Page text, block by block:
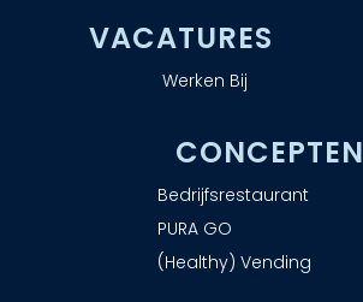
VACATURES
Werken Bij
CONCEPTEN
Bedrijfsrestaurant
PURA GO
(Healthy) Vending